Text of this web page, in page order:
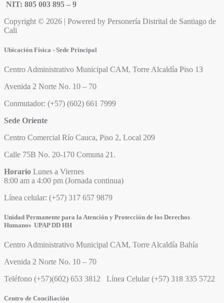
NIT: 805 003 895 – 9
Copyright © 2026 | Powered by Personería Distrital de Santiago de
Cali
Ubicación Física - Sede Principal
Centro Administrativo Municipal CAM, Torre Alcaldía Piso 13
Avenida 2 Norte No. 10 – 70
Conmutador: (+57) (602) 661 7999
Sede Oriente
Centro Comercial Río Cauca, Piso 2, Local 209
Calle 75B No. 20-170 Comuna 21.
Horario Lunes a Viernes
8:00 am a 4:00 pm (Jornada continua)
Línea celular: (+57) 317 657 9879
Unidad Permanente para la Atención y Protección de los Derechos
Humanos UPAP DD HH
Centro Administrativo Municipal CAM, Torre Alcaldía Bahía
Avenida 2 Norte No. 10 – 70
Teléfono (+57)(602) 653 3812 Línea Celular (+57) 318 335 5722
Centro de Conciliación